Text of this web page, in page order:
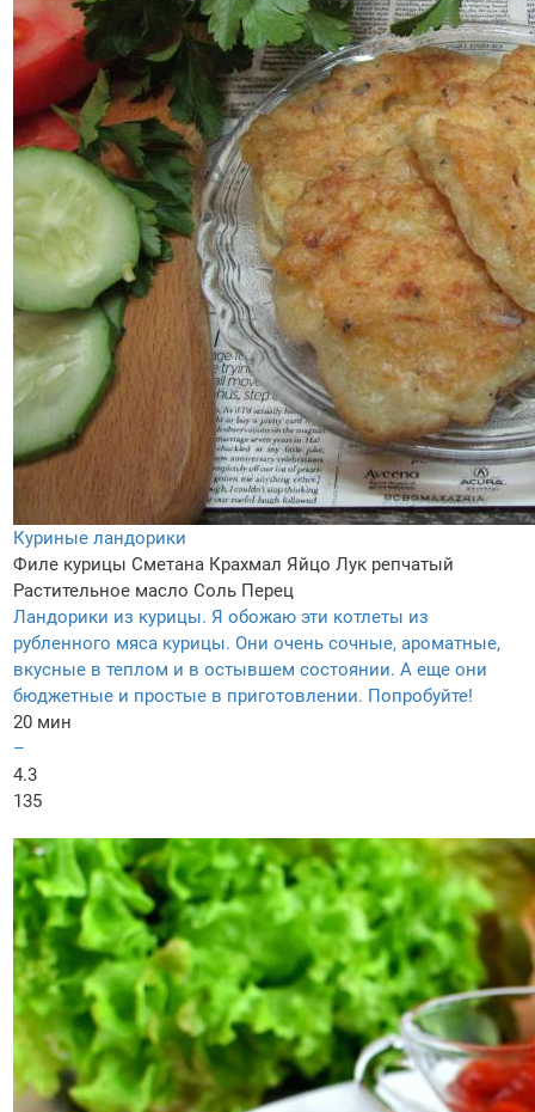
Куриные ландорики
Филе курицы Сметана Крахмал Яйцо Лук репчатый
Растительное масло Соль Перец
Ландорики из курицы. Я обожаю эти котлеты из
рубленного мяса курицы. Они очень сочные, ароматные,
вкусные в теплом и в остывшем состоянии. А еще они
бюджетные и простые в приготовлении. Попробуйте!
20 мин
–
4.3
135